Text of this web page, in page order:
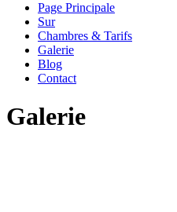
Page Principale
Sur
Chambres & Tarifs
Galerie
Blog
Contact
Galerie